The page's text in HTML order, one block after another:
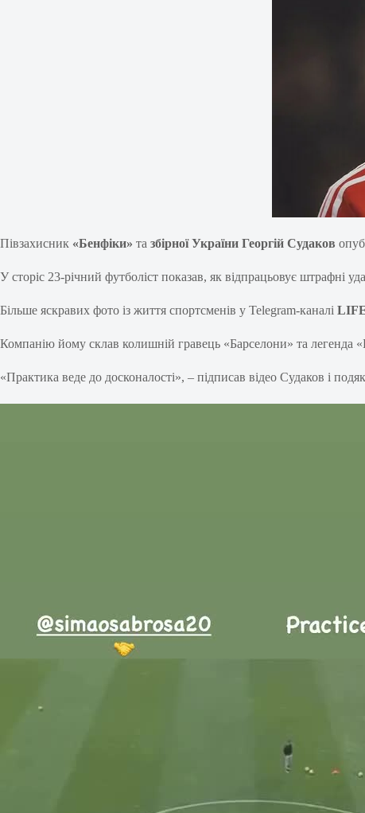
Півзахисник «Бенфіки» та збірної України Георгій Судаков
У сторіс 23-річний футболіст показав, як відпрацьовує штрафні
Більше яскравих фото із життя спортсменів у Telegram-каналі
Компанію йому склав колишній гравець «Барселони» та легенда
«Практика веде до досконалості», – підписав відео Судаков і